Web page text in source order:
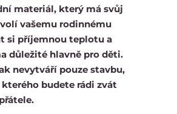
materiál, který má svůj
vašemu rodinnému
si příjemnou teplotu a
důležité hlavně pro děti.
nevytváří pouze stavbu,
budete rádi zvát